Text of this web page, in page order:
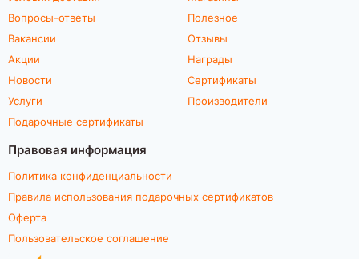
Вопросы-ответы
Вакансии
Акции
Новости
Услуги
Подарочные сертификаты
Полезное
Отзывы
Награды
Сертификаты
Производители
Правовая информация
Политика конфиденциальности
Правила использования подарочных сертификатов
Оферта
Пользовательское соглашение